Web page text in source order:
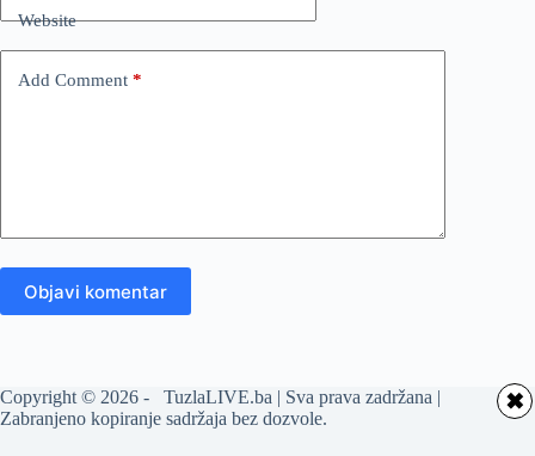
Website
Add Comment *
Objavi komentar
Copyright © 2026 - TuzlaLIVE.ba | Sva prava zadržana |
Zabranjeno kopiranje sadržaja bez dozvole.
✖